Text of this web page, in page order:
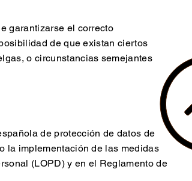
garantizarse el correcto
de que existan ciertos
o circunstancias semejantes
de protección de datos de
la implementación de las medidas
(LOPD) y en el Reglamento de